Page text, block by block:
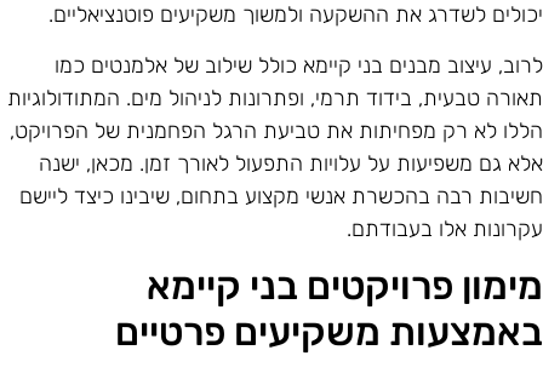
לשדרג את ההשקעה ולמשוך משקיעים פוטנציאליים.
עיצוב מבנים בני קיימא כולל שילוב של אלמנטים כמו
טבעית, בידוד תרמי, ופתרונות לניהול מים. המתודולוגיות
לא רק מפחיתות את טביעת הרגל הפחמנית של הפרויקט,
גם משפיעות על עלויות התפעול לאורך זמן. מכאן, ישנה
רבה בהכשרת אנשי מקצוע בתחום, שיבינו כיצד ליישם
אלו בעבודתם.
פרויקטים בני קיימא
משקיעים פרטיים